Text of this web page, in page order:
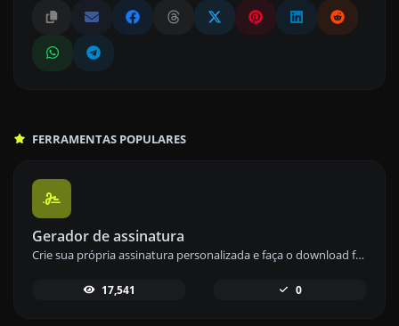
FERRAMENTAS POPULARES
Gerador de assinatura
Crie sua própria assinatura personalizada e faça o download facilmente com nossa ferramenta geradora de assinaturas para assinaturas eletrônicas personalizadas.
17,541 0